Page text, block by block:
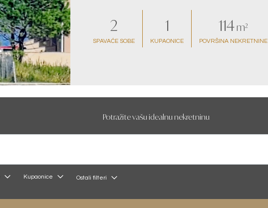
2
SPAVAĆE SOBE
1
KUPAONICE
114m²
POVRŠINA NEKRETNINE
Potražite vašu idealnu nekretninu
Kupaonice Ostali filteri